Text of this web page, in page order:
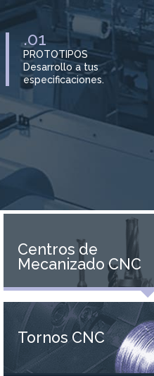
.01
PROTOTIPOS
Desarrollo a tus
especificaciones.
Centros de
Mecanizado CNC
Tornos CNC